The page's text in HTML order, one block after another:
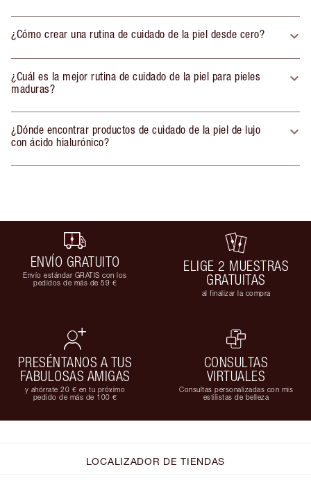
¿Cómo crear una rutina de cuidado de la piel desde cero?
¿Cuál es la mejor rutina de cuidado de la piel para pieles
maduras?
¿Dónde encontrar productos de cuidado de la piel de lujo
con ácido hialurónico?
ENVÍO GRATUITO
Envío estándar GRATIS con los
pedidos de más de 59 €
ELIGE 2 MUESTRAS
GRATUITAS
al finalizar la compra
PRESÉNTANOS A TUS
FABULOSAS AMIGAS
y ahórrate 20 € en tu próximo
pedido de más de 100 €
CONSULTAS
VIRTUALES
Consultas personalizadas con mis
estilistas de belleza
LOCALIZADOR DE TIENDAS